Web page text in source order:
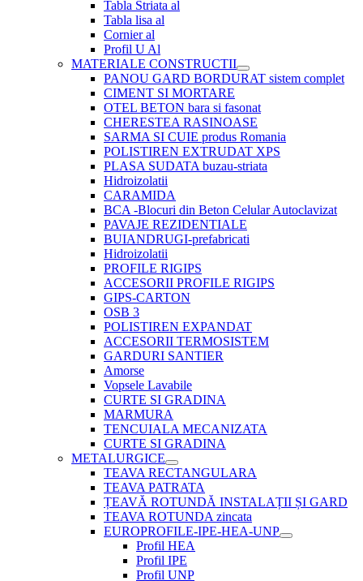
Tabla Striata al
Tabla lisa al
Cornier al
Profil U Al
MATERIALE CONSTRUCTII
PANOU GARD BORDURAT sistem complet
CIMENT SI MORTARE
OTEL BETON bara si fasonat
CHERESTEA RASINOASE
SARMA SI CUIE produs Romania
POLISTIREN EXTRUDAT XPS
PLASA SUDATA buzau-striata
Hidroizolatii
CARAMIDA
BCA -Blocuri din Beton Celular Autoclavizat
PAVAJE REZIDENTIALE
BUIANDRUGI-prefabricati
Hidroizolatii
PROFILE RIGIPS
ACCESORII PROFILE RIGIPS
GIPS-CARTON
OSB 3
POLISTIREN EXPANDAT
ACCESORII TERMOSISTEM
GARDURI SANTIER
Amorse
Vopsele Lavabile
CURTE SI GRADINA
MARMURA
TENCUIALA MECANIZATA
CURTE SI GRADINA
METALURGICE
TEAVA RECTANGULARA
TEAVA PATRATA
ȚEAVĂ ROTUNDĂ INSTALAȚII ȘI GARD
TEAVA ROTUNDA zincata
EUROPROFILE-IPE-HEA-UNP
Profil HEA
Profil IPE
Profil UNP